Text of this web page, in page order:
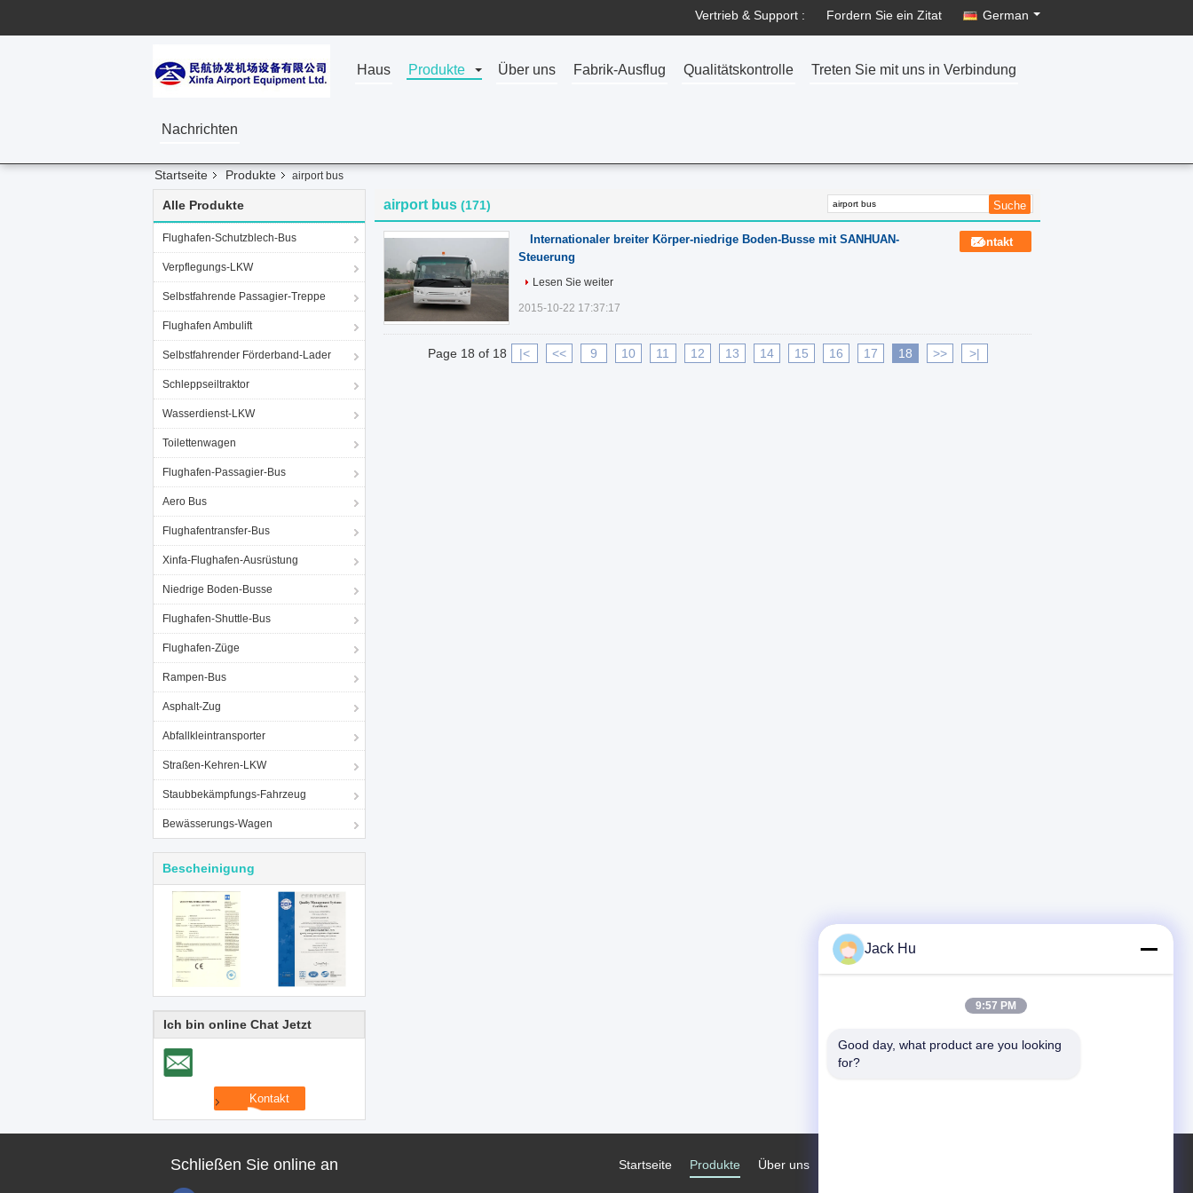
Vertrieb & Support : Fordern Sie ein Zitat German
Haus Produkte Über uns Fabrik-Ausflug Qualitätskontrolle Treten Sie mit uns in Verbindung
Nachrichten
Startseite Produkte airport bus
Alle Produkte
Flughafen-Schutzblech-Bus
Verpflegungs-LKW
Selbstfahrende Passagier-Treppe
Flughafen Ambulift
Selbstfahrender Förderband-Lader
Schleppseiltraktor
Wasserdienst-LKW
Toilettenwagen
Flughafen-Passagier-Bus
Aero Bus
Flughafentransfer-Bus
Xinfa-Flughafen-Ausrüstung
Niedrige Boden-Busse
Flughafen-Shuttle-Bus
Flughafen-Züge
Rampen-Bus
Asphalt-Zug
Abfallkleintransporter
Straßen-Kehren-LKW
Staubbekämpfungs-Fahrzeug
Bewässerungs-Wagen
Bescheinigung
Ich bin online Chat Jetzt
airport bus (171)
Internationaler breiter Körper-niedrige Boden-Busse mit SANHUAN-
Steuerung
Kontakt
Lesen Sie weiter
2015-10-22 17:37:17
Page 18 of 18 |< << 9 10 11 12 13 14 15 16 17 18 >> >|
Schließen Sie online an Über uns
Produkte
Startseite
Jack Hu
9:57 PM
Good day, what product are you looking
for?